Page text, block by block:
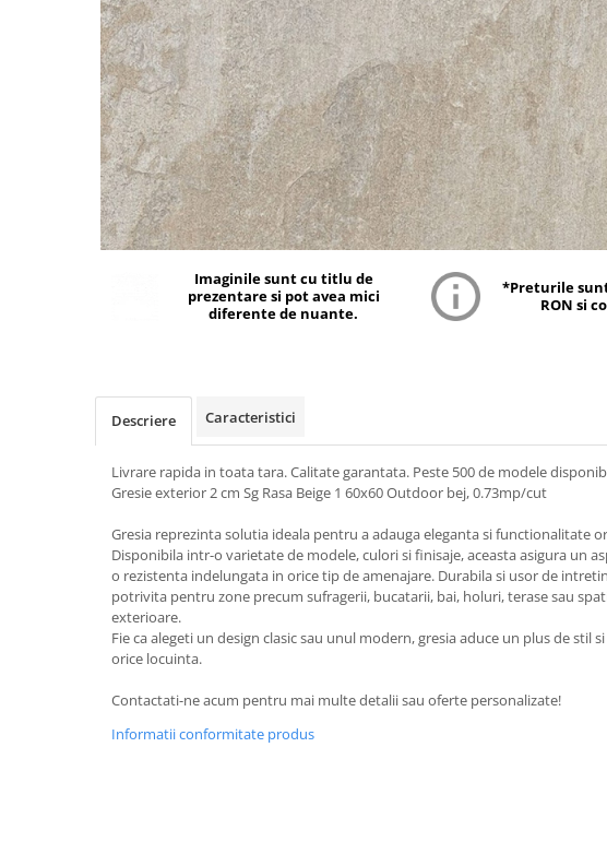
Imaginile sunt cu titlu de
prezentare si pot avea mici
diferente de nuante.
*Preturile
RON si
Descriere Caracteristici
Livrare rapida in toata tara. Calitate garantata. Peste 500 de modele
Gresie exterior 2 cm Sg Rasa Beige 1 60x60 Outdoor bej, 0.73mp/cut
Gresia reprezinta solutia ideala pentru a adauga eleganta si functionalitate
Disponibila intr-o varietate de modele, culori si finisaje, aceasta asigura un
o rezistenta indelungata in orice tip de amenajare. Durabila si usor de
potrivita pentru zone precum sufragerii, bucatarii, bai, holuri, terase sau
exterioare.
Fie ca alegeti un design clasic sau unul modern, gresia aduce un plus de stil
orice locuinta.
Contactati-ne acum pentru mai multe detalii sau oferte personalizate!
Informatii conformitate produs